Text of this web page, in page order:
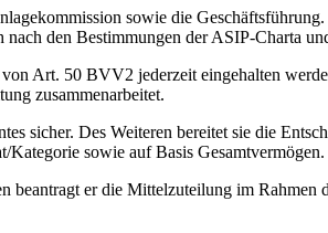
sowie die Geschäftsführung.
den Bestimmungen der ASIP-Charta
Art. 50 BVV2 jederzeit eingehalten
zusammenarbeitet.
sicher. Des Weiteren bereitet sie die
sowie auf Basis Gesamtvermögen.
er die Mittelzuteilung im Rahmen